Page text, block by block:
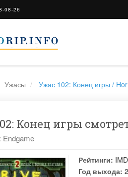
08-26
Ужасы Ужас 102: Конец игры /
Конец игры
Endgame
Рейтинги:
Год выхода: